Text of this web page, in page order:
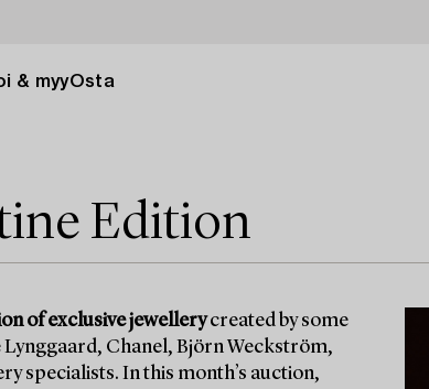
& myyOsta
Edition
of exclusive jewellerycreated by some
Chanel, Björn Weckström,
specialists. In this month’s auction,